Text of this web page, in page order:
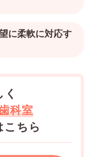
に柔軟に対応す
科室
こちら